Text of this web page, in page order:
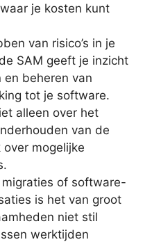
je kosten kunt
van risico’s in je
SAM geeft je inzicht
beheren van
tot je software.
alleen over het
van de
mogelijke
of software-
is het van groot
niet stil
werktijden